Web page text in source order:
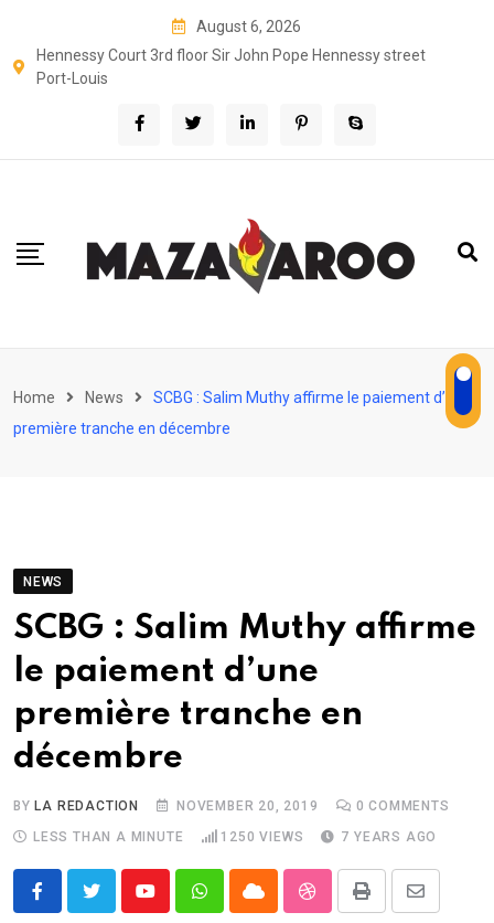
content
August 6, 2026
Hennessy Court 3rd floor Sir John Pope Hennessy street
Port-Louis
Home News
SCBG : Salim Muthy affirme le paiement d’une
première tranche en décembre
NEWS
SCBG : Salim Muthy affirme
le paiement d’une
première tranche en
décembre
BYLA REDACTION NOVEMBER 20, 2019 0 COMMENTS
LESS THAN A MINUTE
1250 VIEWS 7 YEARS AGO
YoutubeWhatsappCloud StumbleUpon
Print
Share